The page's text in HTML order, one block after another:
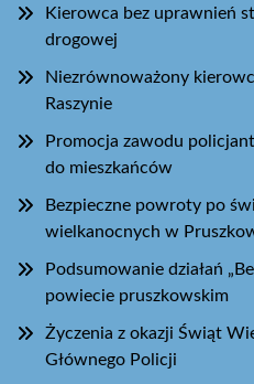
Kierowca bez uprawnień
drogowej
Niezrównoważony
Raszynie
Promocja zawodu
do mieszkańców
Bezpieczne powroty po
wielkanocnych w
Podsumowanie działań
powiecie pruszkowskim
Życzenia z okazji Świąt
Głównego Policji